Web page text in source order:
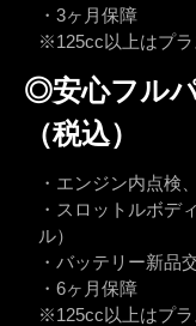
・3ヶ月保障
※125cc以上はプラ
◎安心フル
（税込）
・エンジン内点検
・スロットルボデ
ル）
・バッテリー新品
・6ヶ月保障
※125cc以上はプラ